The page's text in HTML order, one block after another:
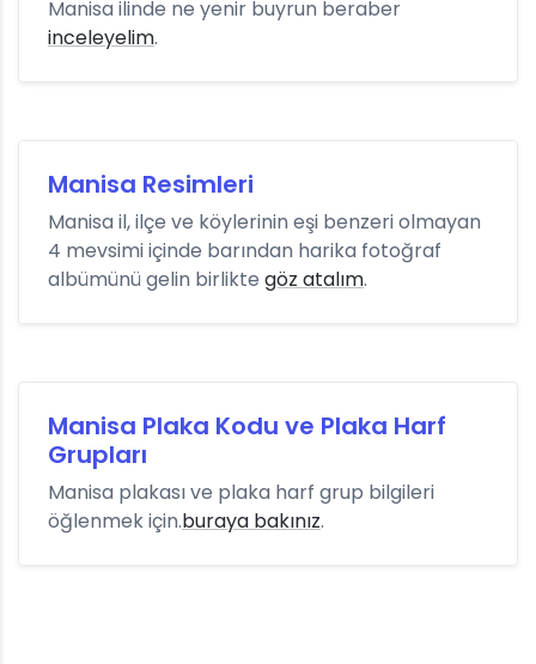
Manisa ilinde ne yenir buyrun beraber
inceleyelim.
Manisa Resimleri
Manisa il, ilçe ve köylerinin eşi benzeri olmayan
4 mevsimi içinde barından harika fotoğraf
albümünü gelin birlikte göz atalım.
Manisa Plaka Kodu ve Plaka Harf
Grupları
Manisa plakası ve plaka harf grup bilgileri
öğlenmek için.buraya bakınız.